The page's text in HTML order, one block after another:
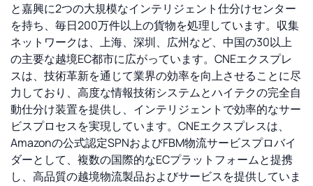
と嘉興に2つの大規模なインテリジェント仕分けセンター
を持ち、毎日200万件以上の貨物を処理しています。収集
ネットワークは、上海、深圳、広州など、中国の30以上
の主要な越境EC都市に広がっています。CNEエクスプレ
スは、技術革新を通じて業界の効率を向上させることに尽
力しており、高度な情報技術システムとハイテクの完全自
動仕分け装置を提供し、インテリジェントで効率的なサー
ビスプロセスを実現しています。CNEエクスプレスは、
Amazonの公式認定SPNおよびFBM物流サービスプロバイ
ダーとして、複数の国際的なECプラットフォームと提携
し、高品質の越境物流製品およびサービスを提供していま